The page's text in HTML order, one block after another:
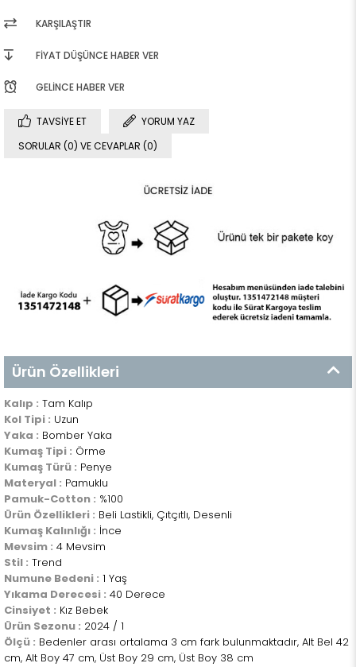
KARŞILAŞTIR
FIYAT DÜŞÜNCE HABER VER
GELINCE HABER VER
TAVSIYE ET
YORUM YAZ
SORULAR (0) VE CEVAPLAR (0)
Ürün Özellikleri
Kalıp : Tam Kalıp
Kol Tipi : Uzun
Yaka : Bomber Yaka
Kumaş Tipi : Örme
Kumaş Türü : Penye
Materyal : Pamuklu
Pamuk-Cotton : %100
Ürün Özellikleri : Beli Lastikli, Çıtçıtlı, Desenli
Kumaş Kalınlığı : İnce
Mevsim : 4 Mevsim
Stil : Trend
Numune Bedeni : 1 Yaş
Yıkama Derecesi : 40 Derece
Cinsiyet : Kız Bebek
Ürün Sezonu : 2024 / 1
Ölçü : Bedenler arası ortalama 3 cm fark bulunmaktadır, Alt Bel 42
cm, Alt Boy 47 cm, Üst Boy 29 cm, Üst Boy 38 cm